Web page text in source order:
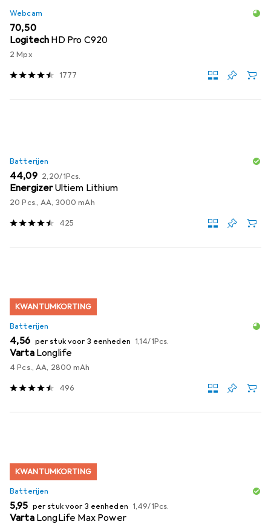
Webcam
EUR
70,50
Logitech HD Pro C920
2 Mpx
1777
Batterijen
EUR
44,09 EUR
2,20/1Pcs.
EnergizerUltiem Lithium
20 Pcs., AA, 3000 mAh
425
KWANTUMKORTING
Batterijen
EUR
4,56 per stuk voor 3 eenheden EUR
1,14/1Pcs.
Varta Longlife
4 Pcs., AA, 2800 mAh
496
KWANTUMKORTING
Batterijen
EUR
5,95 per stuk voor 3 eenheden EUR
1,49/1Pcs.
Varta LongLife Max Power